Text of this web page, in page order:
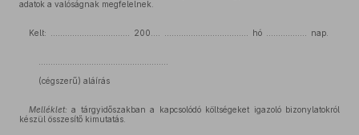
adatok a valóságnak megfelelnek.
Kelt: ................................. 200.... ................................... hó ................. nap.
(cégszerű) aláírás
Melléklet: a tárgyidőszakban a kapcsolódó költségeket igazoló bizonylatokról
készül összesítő kimutatás.